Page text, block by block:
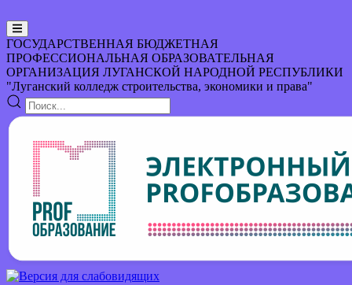
ГОСУДАРСТВЕННАЯ БЮДЖЕТНАЯ
ПРОФЕССИОНАЛЬНАЯ ОБРАЗОВАТЕЛЬНАЯ
ОРГАНИЗАЦИЯ ЛУГАНСКОЙ НАРОДНОЙ РЕСПУБЛИКИ
"Луганский колледж строительства, экономики и права"